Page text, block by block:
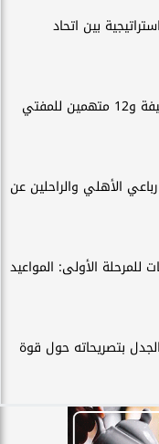
بين اتحاد
إحالة أوراق سارة خليفة و12 متهمين للمفتي
الأهلي والراحلين عن
للمرحلة الأولى: المواعيد
بتصريحاته حول قوة